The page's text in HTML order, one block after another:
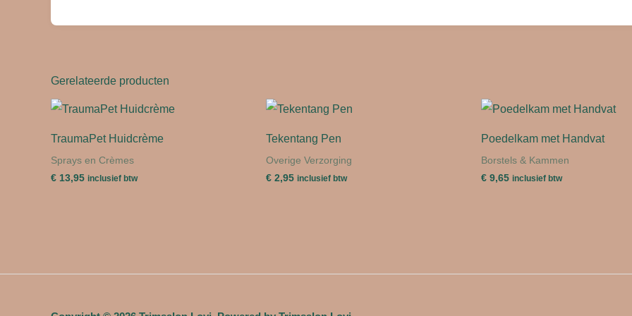
Gerelateerde producten
TraumaPet Huidcrème
Sprays en Crèmes
€ 13,95 inclusief btw
Tekentang Pen
Overige Verzorging
€ 2,95 inclusief btw
Poedelkam met Handvat
Borstels & Kammen
€ 9,65 inclusief btw